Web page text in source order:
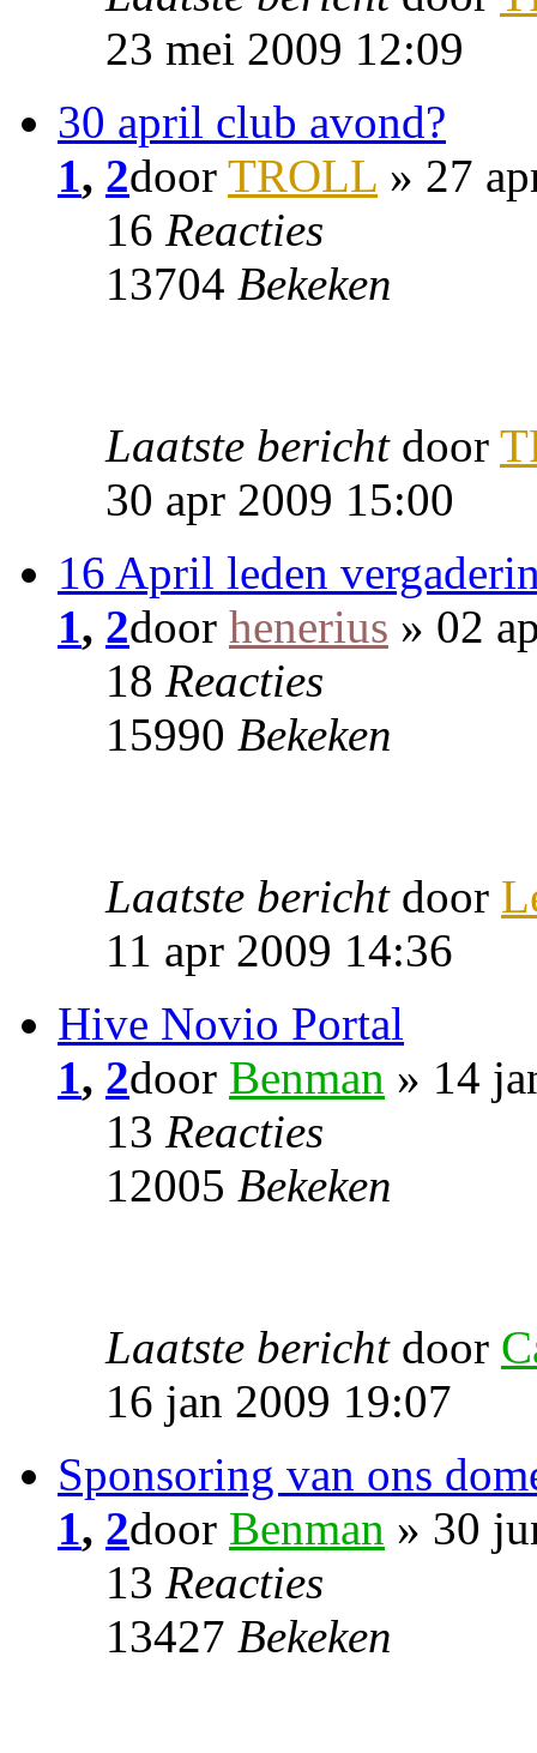
23 mei 2009 12:09
30 april club avond?
1, 2door TROLL » 27
16 Reacties
13704 Bekeken
Laatste bericht door
30 apr 2009 15:00
16 April leden
1, 2door henerius » 02
18 Reacties
15990 Bekeken
Laatste bericht door
11 apr 2009 14:36
Hive Novio Portal
1, 2door Benman » 14
13 Reacties
12005 Bekeken
Laatste bericht door
16 jan 2009 19:07
Sponsoring van ons
1, 2door Benman » 30
13 Reacties
13427 Bekeken